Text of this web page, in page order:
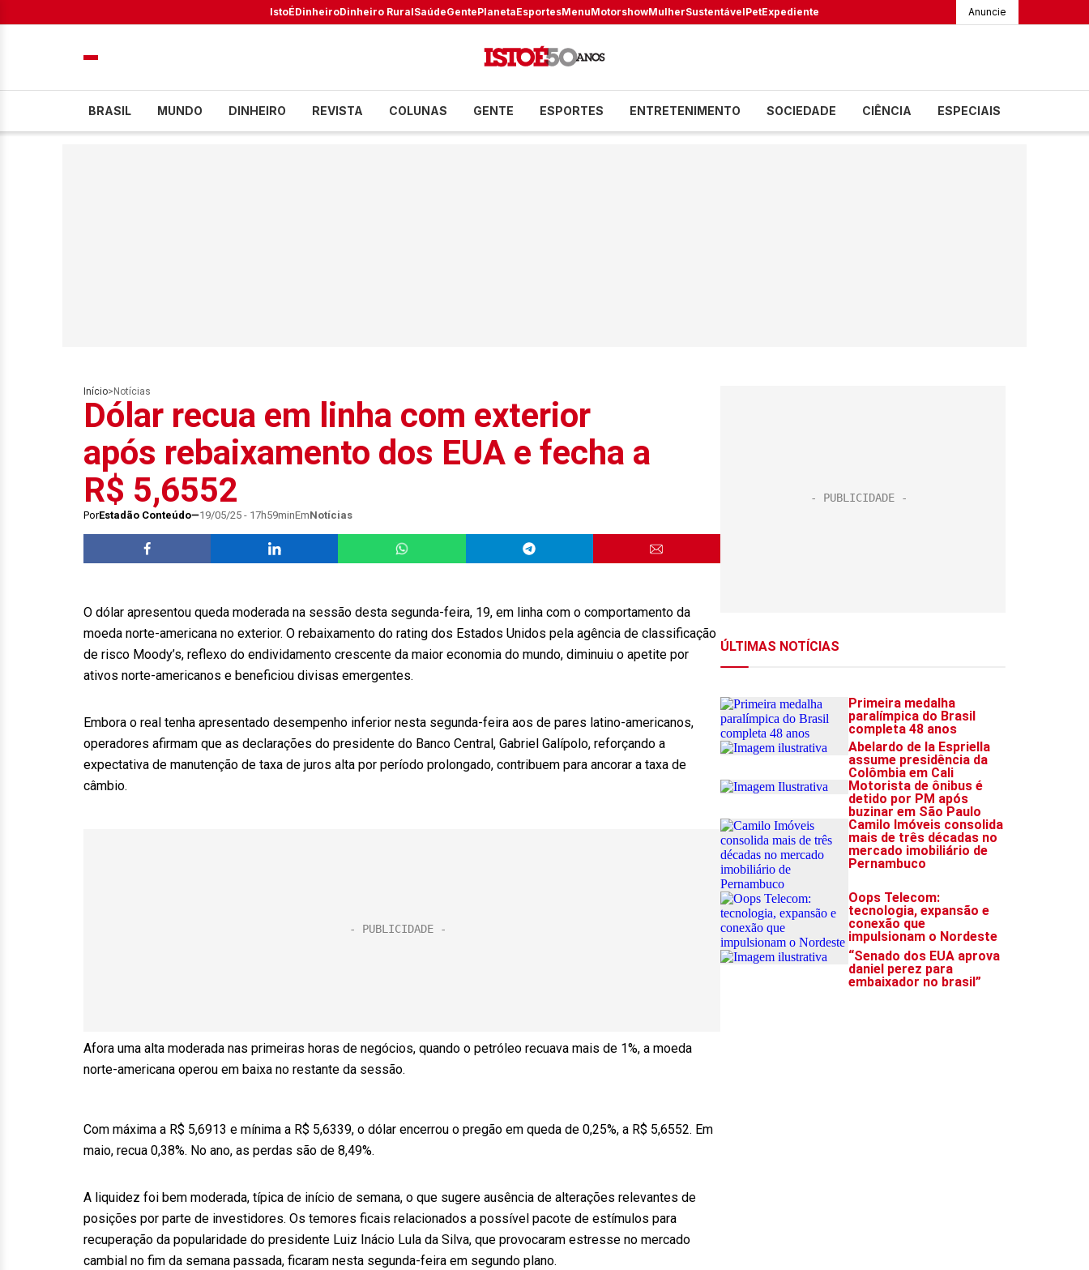
IstoÉDinheiroDinheiro RuralSaúdeGentePlanetaEsportesMenuMotorshowMulherSustentávelPetExpediente Anuncie
BRASIL MUNDO DINHEIRO REVISTA COLUNAS GENTE ESPORTES ENTRETENIMENTO SOCIEDADE CIÊNCIA ESPECIAIS
Início> Notícias
Dólar recua em linha com exterior
após rebaixamento dos EUA e fecha a
R$ 5,6552
PorEstadão Conteúdo 19/05/25 - 17h59minEmNotícias
O dólar apresentou queda moderada na sessão desta segunda-feira, 19, em linha com o comportamento da
moeda norte-americana no exterior. O rebaixamento do rating dos Estados Unidos pela agência de classificação
de risco Moody’s, reflexo do endividamento crescente da maior economia do mundo, diminuiu o apetite por
ativos norte-americanos e beneficiou divisas emergentes.
Embora o real tenha apresentado desempenho inferior nesta segunda-feira aos de pares latino-americanos,
operadores afirmam que as declarações do presidente do Banco Central, Gabriel Galípolo, reforçando a
expectativa de manutenção de taxa de juros alta por período prolongado, contribuem para ancorar a taxa de
câmbio.
Afora uma alta moderada nas primeiras horas de negócios, quando o petróleo recuava mais de 1%, a moeda
norte-americana operou em baixa no restante da sessão.
Com máxima a R$ 5,6913 e mínima a R$ 5,6339, o dólar encerrou o pregão em queda de 0,25%, a R$ 5,6552. Em
maio, recua 0,38%. No ano, as perdas são de 8,49%.
A liquidez foi bem moderada, típica de início de semana, o que sugere ausência de alterações relevantes de
posições por parte de investidores. Os temores ficais relacionados a possível pacote de estímulos para
recuperação da popularidade do presidente Luiz Inácio Lula da Silva, que provocaram estresse no mercado
cambial no fim da semana passada, ficaram nesta segunda-feira em segundo plano.